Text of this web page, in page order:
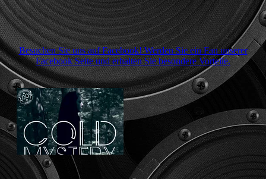
Besuchen Sie uns auf Facebook! Werden Sie ein Fan unserer
Facebook Seite und erhalten Sie besondere Vorteile.